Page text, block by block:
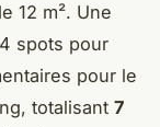
12 m². Une
spots pour
pour le
totalisant 7